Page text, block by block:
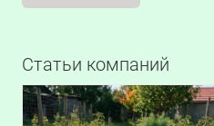
Статьи компаний